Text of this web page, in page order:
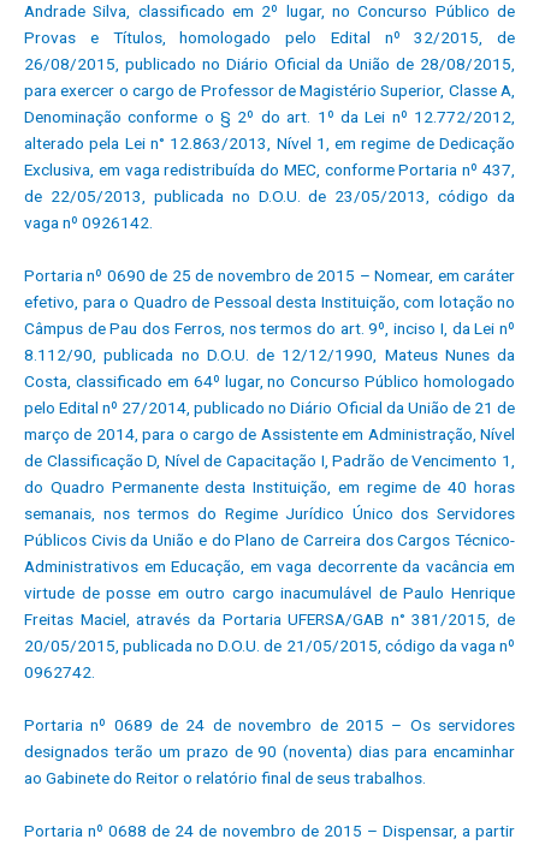
Andrade Silva, classificado em 2º lugar, no Concurso Público de
Provas e Títulos, homologado pelo Edital nº 32/2015, de
26/08/2015, publicado no Diário Oficial da União de 28/08/2015,
para exercer o cargo de Professor de Magistério Superior, Classe A,
Denominação conforme o § 2º do art. 1º da Lei nº 12.772/2012,
alterado pela Lei n° 12.863/2013, Nível 1, em regime de Dedicação
Exclusiva, em vaga redistribuída do MEC, conforme Portaria nº 437,
de 22/05/2013, publicada no D.O.U. de 23/05/2013, código da
vaga nº 0926142.
Portaria nº 0690 de 25 de novembro de 2015 – Nomear, em caráter
efetivo, para o Quadro de Pessoal desta Instituição, com lotação no
Câmpus de Pau dos Ferros, nos termos do art. 9º, inciso I, da Lei nº
8.112/90, publicada no D.O.U. de 12/12/1990, Mateus Nunes da
Costa, classificado em 64º lugar, no Concurso Público homologado
pelo Edital nº 27/2014, publicado no Diário Oficial da União de 21 de
março de 2014, para o cargo de Assistente em Administração, Nível
de Classificação D, Nível de Capacitação I, Padrão de Vencimento 1,
do Quadro Permanente desta Instituição, em regime de 40 horas
semanais, nos termos do Regime Jurídico Único dos Servidores
Públicos Civis da União e do Plano de Carreira dos Cargos Técnico-
Administrativos em Educação, em vaga decorrente da vacância em
virtude de posse em outro cargo inacumulável de Paulo Henrique
Freitas Maciel, através da Portaria UFERSA/GAB n° 381/2015, de
20/05/2015, publicada no D.O.U. de 21/05/2015, código da vaga nº
0962742.
Portaria nº 0689 de 24 de novembro de 2015 – Os servidores
designados terão um prazo de 90 (noventa) dias para encaminhar
ao Gabinete do Reitor o relatório final de seus trabalhos.
Portaria nº 0688 de 24 de novembro de 2015 – Dispensar, a partir